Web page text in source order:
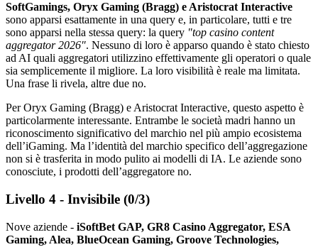
SoftGamings, Oryx Gaming (Bragg) e Aristocrat Interactive
sono apparsi esattamente in una query e, in particolare, tutti e tre
sono apparsi nella stessa query: la query "top casino content
aggregator 2026″. Nessuno di loro è apparso quando è stato chiesto
ad AI quali aggregatori utilizzino effettivamente gli operatori o quale
sia semplicemente il migliore. La loro visibilità è reale ma limitata.
Una frase li rivela, altre due no.
Per Oryx Gaming (Bragg) e Aristocrat Interactive, questo aspetto è
particolarmente interessante. Entrambe le società madri hanno un
riconoscimento significativo del marchio nel più ampio ecosistema
dell’iGaming. Ma l’identità del marchio specifico dell’aggregazione
non si è trasferita in modo pulito ai modelli di IA. Le aziende sono
conosciute, i prodotti dell’aggregatore no.
Livello 4 - Invisibile (0/3)
Nove aziende - iSoftBet GAP, GR8 Casino Aggregator, ESA
Gaming, Alea, BlueOcean Gaming, Groove Technologies,